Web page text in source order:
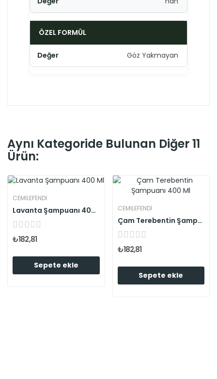
ÖZEL FORMÜL
Göz Yakmayan
Aynı Kategoride Bulunan Diğer 11
Ürün:
CEMILEFENDI
Lavanta Şampuanı 400 Ml
₺182,81
Sepete ekle
CEMILEFENDI
Çam Terebentin Şampuanı 400 Ml
₺182,81
Sepete ekle